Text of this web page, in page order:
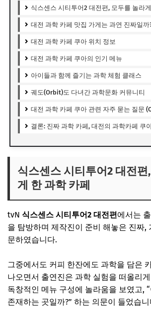
식스센스 시티투어2 대전편, 모두를 놀라
대전 과학 카페 맛집 가게는 과연 진짜일까
대전 과학 카페 쿠아 위치 정보
대전 과학 카페 쿠아의 인기 메뉴
아이들과 함께 즐기는 과학 체험 클래스
궤도(Orbit)도 다녀간 과학문화 커뮤니티
대전 과학 카페 쿠아 관련 자주 묻는 질문
결론: 진짜 과학 카페, 대전의 과학카페 쿠
식스센스 시티투어2 대전
게 한 과학 카페
tvN 식스센스 시티투어2 대전편에서는
을 탐방하며 제작진이 준비 해놓은 진짜,
문하였습니다.
그중에서도 커피 한잔에도 과학을 담은
나오면서 출연진은 과학 실험을 떠올리
독창적인 메뉴 구성에 놀라움을 보였고,
존재하는 곳일까?” 하는 의문이 들었습니